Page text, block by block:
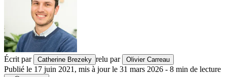
Écrit par Catherine Brezeky relu par Olivier Carreau
Publié le 17 juin 2021 , mis à jour le 31 mars 2026 - 8 min de lecture